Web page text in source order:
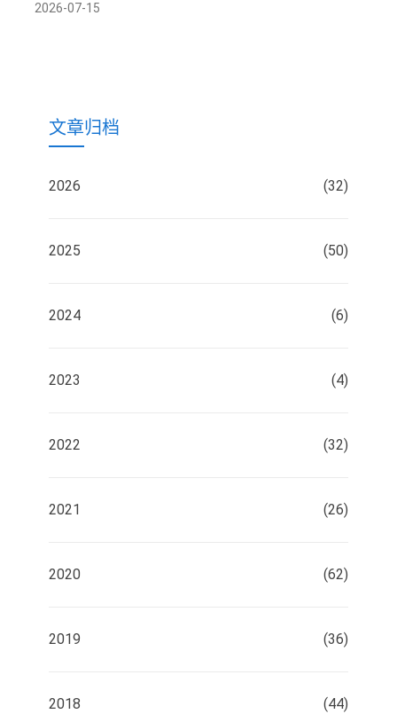
2026-07-15
文章归档
2026 (32)
2025 (50)
2024 (6)
2023 (4)
2022 (32)
2021 (26)
2020 (62)
2019 (36)
2018 (44)